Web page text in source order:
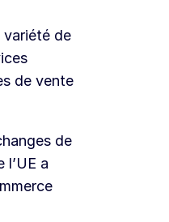
variété de
de vente
de
l’UE a